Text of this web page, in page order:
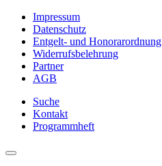
Impressum
Datenschutz
Entgelt- und Honorarordnung
Widerrufsbelehrung
Partner
AGB
Suche
Kontakt
Programmheft